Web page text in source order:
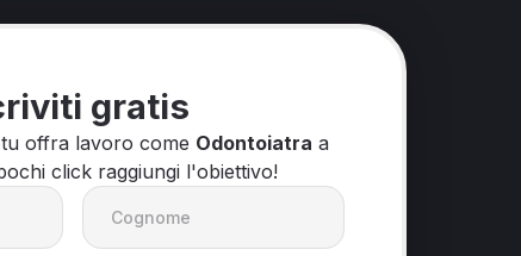
gratis
offra lavoro come Odontoiatra a
click raggiungi l'obiettivo!